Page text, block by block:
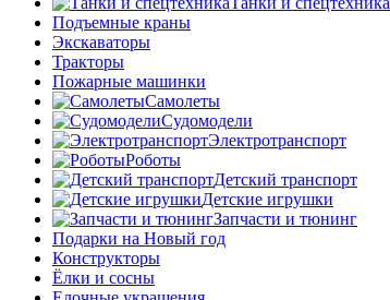
Подъемные краны
Экскаваторы
Тракторы
Пожарные машинки
Самолеты
Судомодели
Электротранспорт
Роботы
Детский транспорт
Детские игрушки
Запчасти и тюнинг
Подарки на Новый год
Конструкторы
Ёлки и сосны